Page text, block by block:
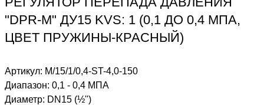
"DPR-M" ДУ15 KVS: 1 (0,1 ДО 0,4 МПА,
ЦВЕТ ПРУЖИНЫ-КРАСНЫЙ)
Артикул: M/15/1/0,4-ST-4,0-150
Диапазон: 0,1 - 0,4 МПА
Диаметр: DN15 (½")